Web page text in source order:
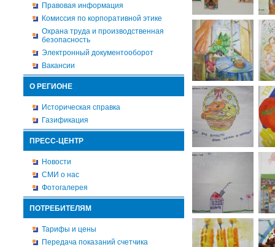
Правовая информация
Комиссия по корпоративной этике
Охрана труда и производственная
безопасность
Электронный документооборот
Вакансии
О РЕГИОНЕ
Историческая справка
Газификация
ПРЕСС-ЦЕНТР
Новости
СМИ о нас
Фотогалерея
ПОТРЕБИТЕЛЯМ
Тарифы и цены
Передача показаний счетчика